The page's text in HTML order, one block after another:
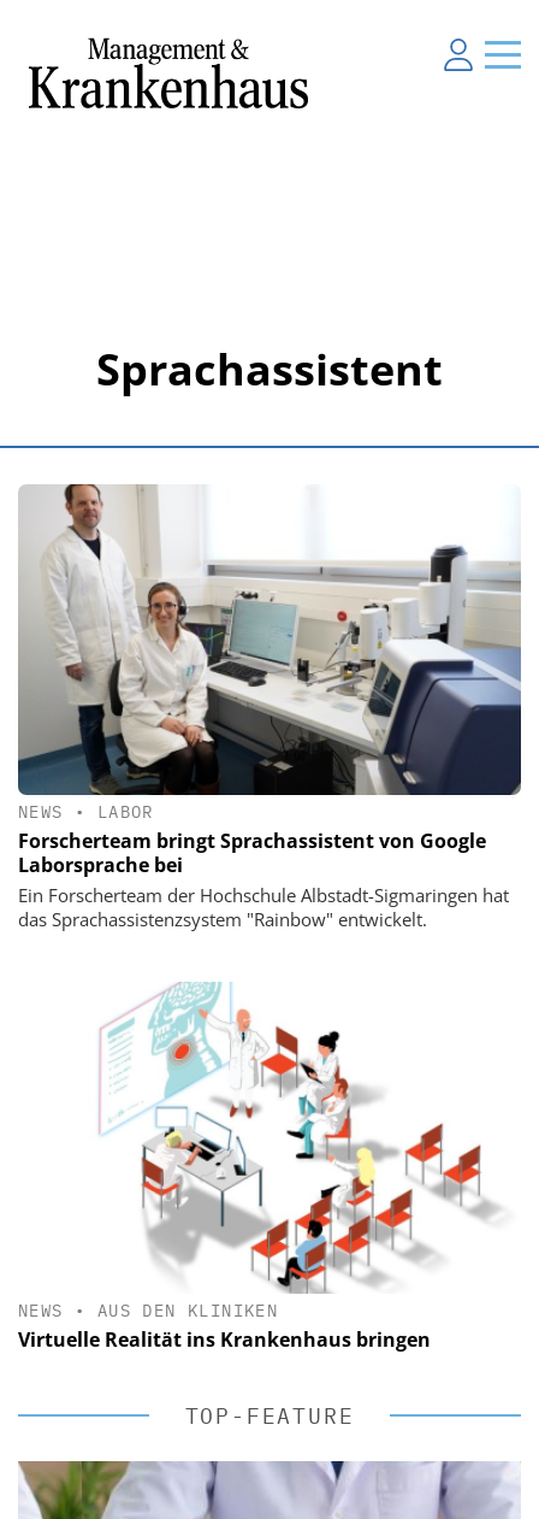
Sprachassistent
NEWS • LABOR
Forscherteam bringt Sprachassistent von Google
Laborsprache bei
Ein Forscherteam der Hochschule Albstadt-Sigmaringen hat
das Sprachassistenzsystem "Rainbow" entwickelt.
NEWS • AUS DEN KLINIKEN
Virtuelle Realität ins Krankenhaus bringen
TOP-FEATURE